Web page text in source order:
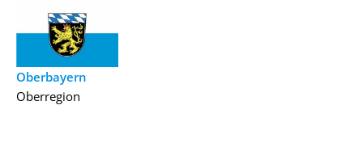
Oberbayern
Oberregion